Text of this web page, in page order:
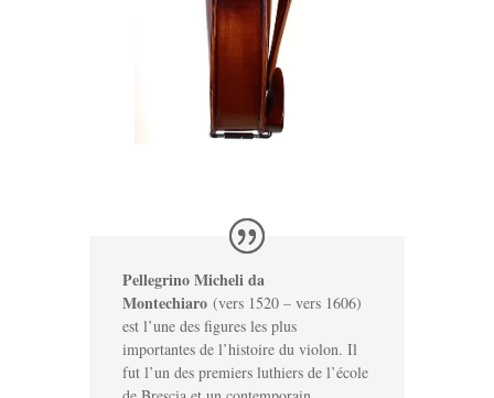
Pellegrino Micheli da
Montechiaro(vers 1520 – vers 1606)
est l’une des figures les plus
importantes de l’histoire du violon. Il
fut l’un des premiers luthiers de l’école